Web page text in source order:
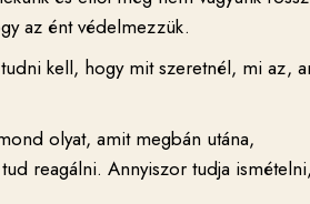
az ént védelmezzük.
kell, hogy mit szeretnél, mi az,
olyat, amit megbán utána,
reagálni. Annyiszor tudja